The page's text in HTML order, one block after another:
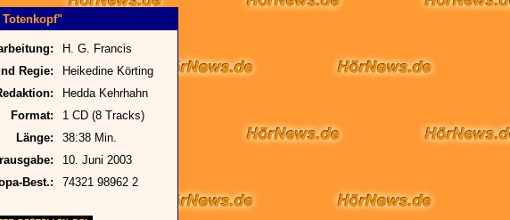
Totenkopf"
H. G. Francis
Regie:
Heikedine Körting
Hedda Kehrhahn
Format:
1 CD (8 Tracks)
Länge:
38:38 Min.
10. Juni 2003
Best.:
74321 98962 2